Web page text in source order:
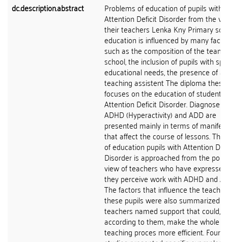
dc.description.abstract
Problems of education of pupils with
Attention Deficit Disorder from the
their teachers Lenka Kny Primary
education is influenced by many
such as the composition of the team
school, the inclusion of pupils with
educational needs, the presence of a
teaching assistent The diploma thesis
focuses on the education of
Attention Deficit Disorder. Diagnoses
ADHD (Hyperactivity) and ADD are
presented mainly in terms of
that affect the course of lessons. The
of education pupils with Attention
Disorder is approached from the
view of teachers who have
they perceive work with ADHD and
The factors that influence the
these pupils were also summarized
teachers named support that could,
according to them, make the whole
teaching proces more efficient. Four